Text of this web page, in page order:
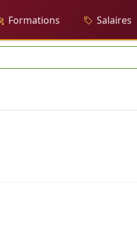
Formations Salaires